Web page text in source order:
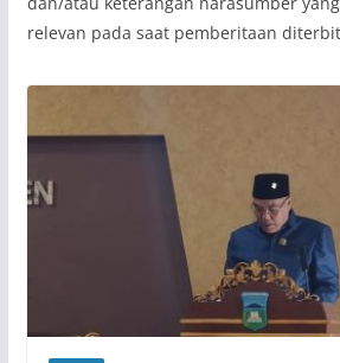
relevan pada saat pemberitaan